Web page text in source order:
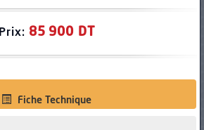
Prix: 85 900 DT
Fiche Technique